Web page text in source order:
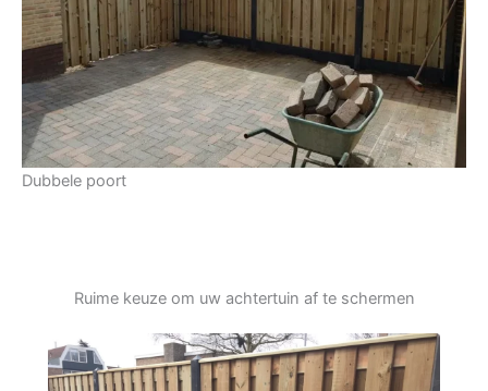
Dubbele poort
Ruime keuze om uw achtertuin af te schermen